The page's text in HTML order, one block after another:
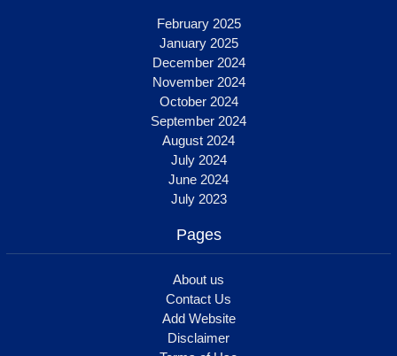
February 2025
January 2025
December 2024
November 2024
October 2024
September 2024
August 2024
July 2024
June 2024
July 2023
Pages
About us
Contact Us
Add Website
Disclaimer